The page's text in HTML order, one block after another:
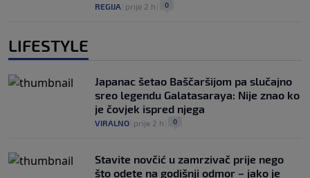
REGIJA prije 2 h 0
LIFESTYLE
Japanac šetao Baščaršijom pa slučajno
sreo legendu Galatasaraya: Nije znao ko
je čovjek ispred njega
VIRALNO prije 2 h 0
Stavite novčić u zamrzivač prije nego
što odete na godišnji odmor – jako je